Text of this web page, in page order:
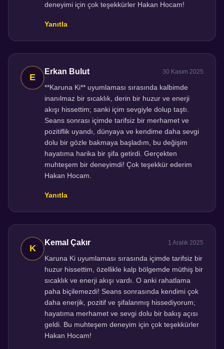
deneyimi için çok teşekkürler Hakan Hocam!
Yanıtla
Erkan Bulut 30 Kasım 2025
**Karuna Ki** uyumlaması sırasında kalbimde
inanılmaz bir sıcaklık, derin bir huzur ve enerji
akışı hissettim; sanki içim sevgiyle dolup taştı.
Seans sonrası içimde tarifsiz bir merhamet ve
pozitiflik uyandı, dünyaya ve kendime daha sevgi
dolu bir gözle bakmaya başladım, bu değişim
hayatıma harika bir şifa getirdi. Gerçekten
muhteşem bir deneyimdi! Çok teşekkür ederim
Hakan Hocam.
Yanıtla
Kemal Çakır 1 Aralık 2025
Karuna Ki uyumlaması sırasında içimde tarifsiz bir
huzur hissettim, özellikle kalp bölgemde müthiş bir
sıcaklık ve enerji akışı vardı. O anki rahatlama
paha biçilemezdi! Seans sonrasında kendimi çok
daha enerjik, pozitif ve şifalanmış hissediyorum;
hayatıma merhamet ve sevgi dolu bir bakış açısı
geldi. Bu muhteşem deneyim için çok teşekkürler
Hakan Hocam!